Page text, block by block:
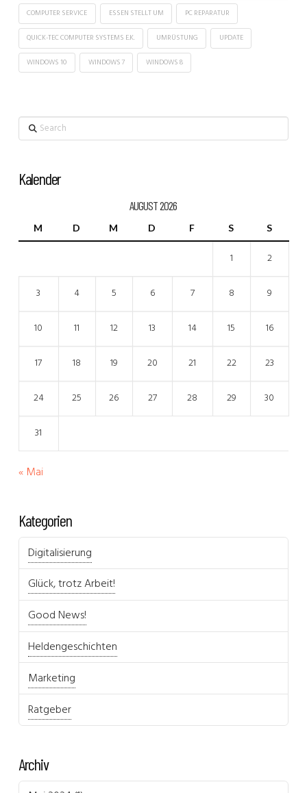
COMPUTER SERVICE ESSEN STELLT UM PC REPARATUR
QUICK-TEC COMPUTER SYSTEMS E.K. UMRÜSTUNG UPDATE
WINDOWS 10 WINDOWS 7 WINDOWS 8
Search
Kalender
AUGUST 2026
M D M D F S S
1 2
3 4 5 6 7 8 9
10 11 12 13 14 15 16
17 18 19 20 21 22 23
24 25 26 27 28 29 30
31
« Mai
Kategorien
Digitalisierung
Glück, trotz Arbeit!
Good News!
Heldengeschichten
Marketing
Ratgeber
Archiv